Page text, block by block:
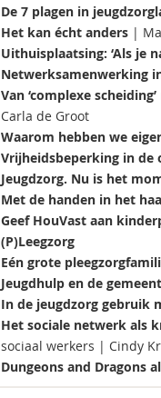
De 7 plagen in
Het kan écht anders|
Uithuisplaatsing: ‘Als je
Netwerksamenwerking
Van ‘complexe
Carla de Groot
Waarom hebben we
Vrijheidsbeperking in
Jeugdzorg. Nu is het
Met de handen in het
Geef HouVast aan
(P)Leegzorg
Eén grote
Jeugdhulp en de
In de jeugdzorg gebruik
Het sociale netwerk als
sociaal werkers | Cindy
Dungeons and Dragons